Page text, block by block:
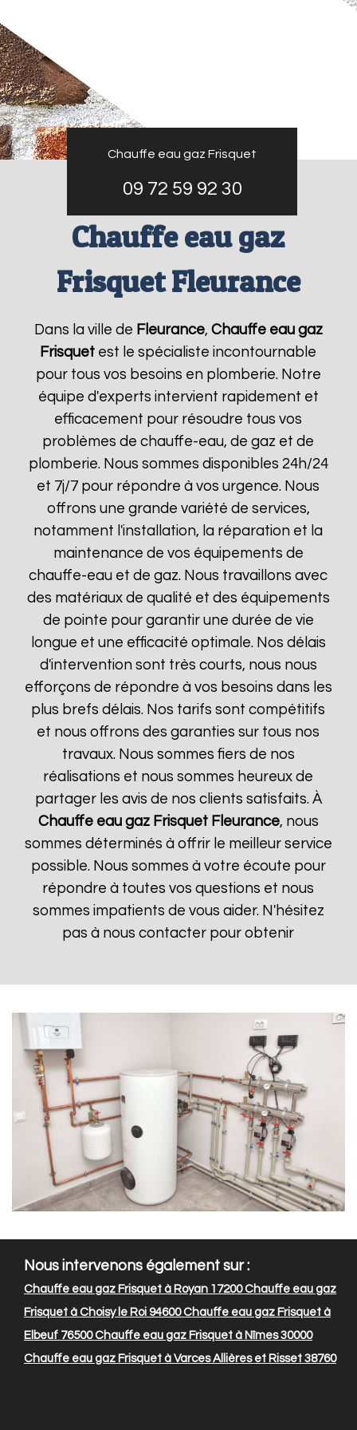
Chauffe eau gaz Frisquet
09 72 59 92 30
Chauffe eau gaz
Frisquet Fleurance
Dans la ville de Fleurance, Chauffe eau gaz
Frisquet est le spécialiste incontournable
pour tous vos besoins en plomberie. Notre
équipe d'experts intervient rapidement et
efficacement pour résoudre tous vos
problèmes de chauffe-eau, de gaz et de
plomberie. Nous sommes disponibles 24h/24
et 7j/7 pour répondre à vos urgence. Nous
offrons une grande variété de services,
notamment l'installation, la réparation et la
maintenance de vos équipements de
chauffe-eau et de gaz. Nous travaillons avec
des matériaux de qualité et des équipements
de pointe pour garantir une durée de vie
longue et une efficacité optimale. Nos délais
d'intervention sont très courts, nous nous
efforçons de répondre à vos besoins dans les
plus brefs délais. Nos tarifs sont compétitifs
et nous offrons des garanties sur tous nos
travaux. Nous sommes fiers de nos
réalisations et nous sommes heureux de
partager les avis de nos clients satisfaits. À
Chauffe eau gaz Frisquet Fleurance, nous
sommes déterminés à offrir le meilleur service
possible. Nous sommes à votre écoute pour
répondre à toutes vos questions et nous
sommes impatients de vous aider. N'hésitez
pas à nous contacter pour obtenir
Nous intervenons également sur :
Chauffe eau gaz Frisquet à Royan 17200Chauffe eau gaz
Frisquet à Choisy le Roi 94600Chauffe eau gaz Frisquet à
Elbeuf 76500Chauffe eau gaz Frisquet à Nîmes 30000
Chauffe eau gaz Frisquet à Varces Allières et Risset 38760